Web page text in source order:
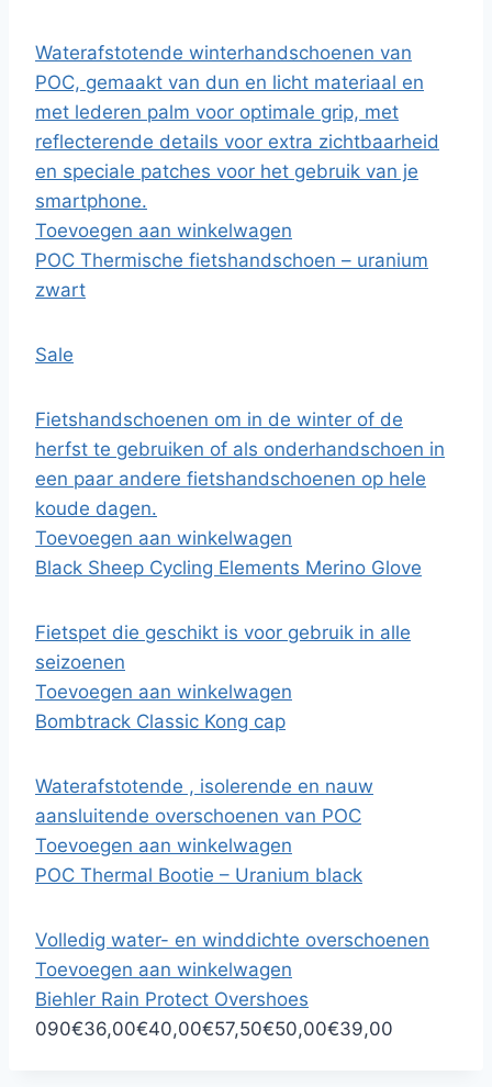
Waterafstotende winterhandschoenen van
POC, gemaakt van dun en licht materiaal en
met lederen palm voor optimale grip, met
reflecterende details voor extra zichtbaarheid
en speciale patches voor het gebruik van je
smartphone.
Toevoegen aan winkelwagen
POC Thermische fietshandschoen – uranium
zwart
Sale
Fietshandschoenen om in de winter of de
herfst te gebruiken of als onderhandschoen in
een paar andere fietshandschoenen op hele
koude dagen.
Toevoegen aan winkelwagen
Black Sheep Cycling Elements Merino Glove
Fietspet die geschikt is voor gebruik in alle
seizoenen
Toevoegen aan winkelwagen
Bombtrack Classic Kong cap
Waterafstotende , isolerende en nauw
aansluitende overschoenen van POC
Toevoegen aan winkelwagen
POC Thermal Bootie – Uranium black
Volledig water- en winddichte overschoenen
Toevoegen aan winkelwagen
Biehler Rain Protect Overshoes
090€36,00€40,00€57,50€50,00€39,00